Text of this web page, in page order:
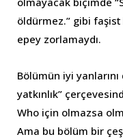
öldürmez.” gibi
epey zorlamaydı.
Bölümün iyi yanlarını
yatkınlık”
Who için olmazsa
Ama bu bölüm bir